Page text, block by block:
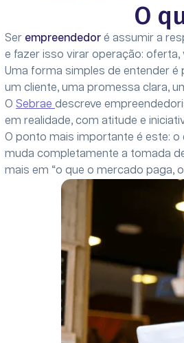
O
Ser empreendedor é assumir a
e fazer isso virar operação: oferta,
Uma forma simples de entender é
um cliente, uma promessa clara,
O Sebrae descreve
em realidade, com atitude e
O ponto mais importante é este:
muda completamente a tomada
mais em “o que o mercado paga,